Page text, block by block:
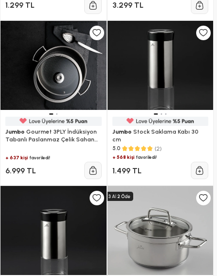
1.299 TL 3.299 TL
Jumbo Gourmet 3PLY İndüksiyon
Tabanlı Paslanmaz Çelik Sahan
+ 637 kişi favoriledi!
6.999 TL
Jumbo Stock Saklama Kabı 30
cm
5.0 (2)
+ 568 kişifavoriledi!
1.499 TL